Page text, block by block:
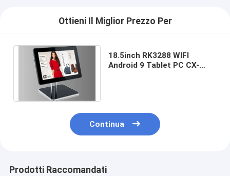
Ottieni Il Miglior Prezzo Per
18.5inch RK3288 WIFI
Android 9 Tablet PC CX-
Continua
Prodotti Raccomandati